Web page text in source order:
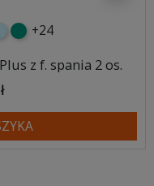
turkusowy
+24
z f. spania 2 os.